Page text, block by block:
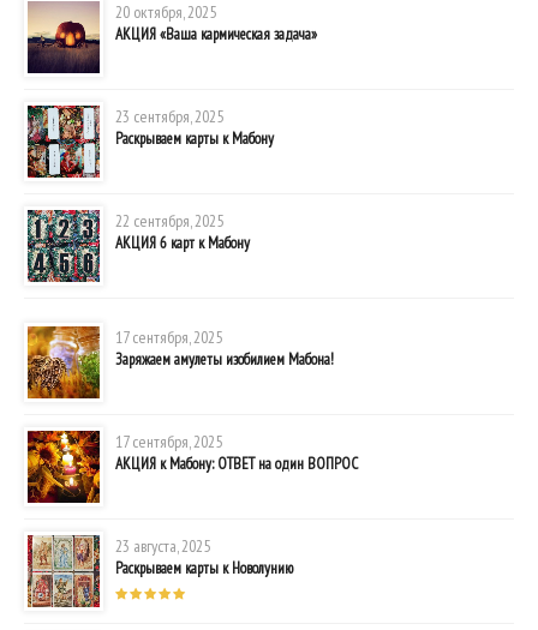
20 октября, 2025
АКЦИЯ «Ваша кармическая задача»
23 сентября, 2025
Раскрываем карты к Мабону
22 сентября, 2025
АКЦИЯ 6 карт к Мабону
17 сентября, 2025
Заряжаем амулеты изобилием Мабона!
17 сентября, 2025
АКЦИЯ к Мабону: ОТВЕТ на один ВОПРОС
23 августа, 2025
Раскрываем карты к Новолунию